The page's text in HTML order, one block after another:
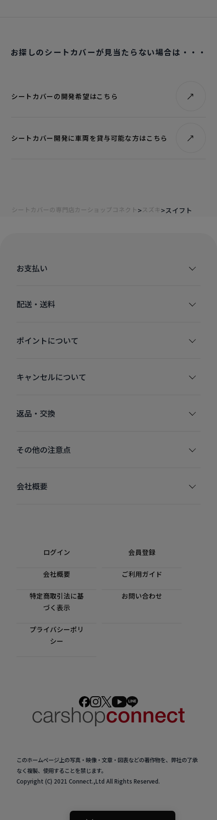
お探しのシートカバーが見当たらない場合は・・・
シートカバーの開発希望はこちら
シートカバー開発に車両を貸与可能な方はこちら
シートカバーの専門店カーショップコネクト スズキ スイフト
お支払い
配送・送料
ポイントについて
キャンセルについて
返品・交換
その他の注意点
会社概要
ログイン 会員登録
会社概要 ご利用ガイド
特定商取引法に基
づく表示
お問い合わせ
プライバシーポリ
シー
このホームページ上の写真・映像・文章・図表などの著作物を、弊社の了承
なく複製、使用することを禁じます。
Copyright (C) 2021 Connect.,Ltd All Rights Reserved.